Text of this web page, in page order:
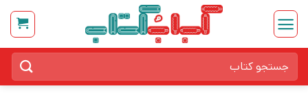
Skip
content
برای: